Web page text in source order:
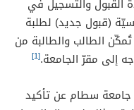
القبول والتّسجيل في
(قبول جديد) لطلبة
الطالب والطالبة من
إلى مقرّ الجامعة.[1]
جامعة سطام عن تأكيد